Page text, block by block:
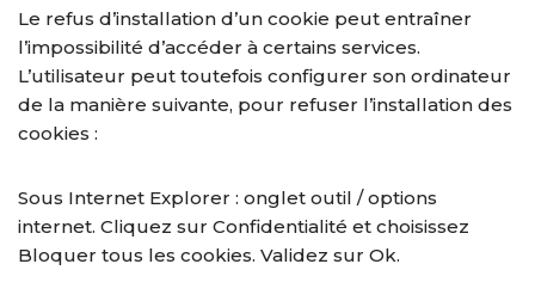
Le refus d’installation d’un cookie peut entraîner
l’impossibilité d’accéder à certains services.
L’utilisateur peut toutefois configurer son ordinateur
de la manière suivante, pour refuser l’installation des
cookies :
Sous Internet Explorer : onglet outil / options
internet. Cliquez sur Confidentialité et choisissez
Bloquer tous les cookies. Validez sur Ok.